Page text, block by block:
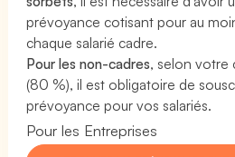
prévoyance cotisant pour au
chaque salarié cadre.
Pour les non-cadres, selon votre
(80 %), il est obligatoire de
prévoyance pour vos salariés.
Pour les Entreprises